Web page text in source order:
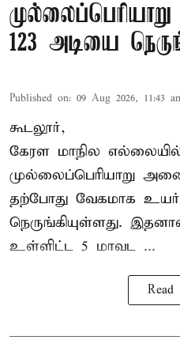
123 அடியை
Published on: 09 Aug 2026, 11:43
கூடலூர்,
கேரள மாநில
முல்லைப்பெரியாறு
தற்போது வேகமாக
நெருங்கியுள்ளது.
உள்ளிட்ட 5 மாவட ...
Read